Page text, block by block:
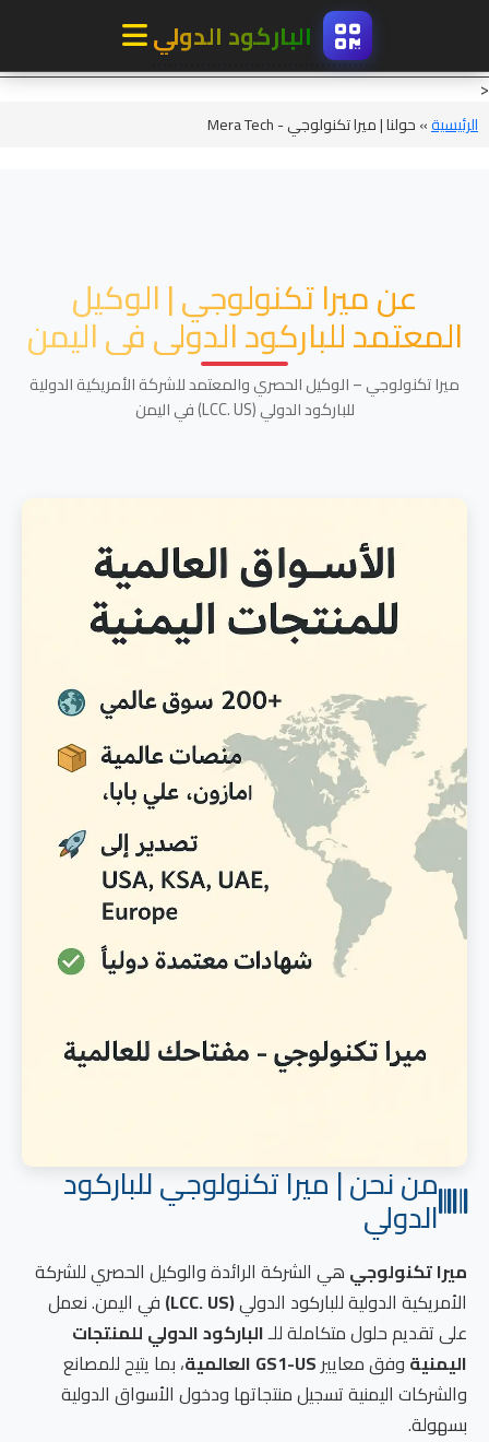
<
الرئيسية» حولنا | ميرا تكنولوجي - Mera Tech
الباركودالدولي
الخدمات
التسعير
ابدأ الآن
عن ميرا تكنولوجي | الوكيل
المعتمد للباركود الدولي في اليمن
ميرا تكنولوجي – الوكيل الحصري والمعتمد للشركة الأمريكية الدولية
للباركود الدولي (LCC. US) في اليمن
من نحن | ميرا تكنولوجي للباركود
الدولي
ميرا تكنولوجي هي الشركة الرائدة والوكيل الحصري للشركة
الأمريكية الدولية للباركود الدولي(LCC. US)
في اليمن. نعمل
على تقديم حلول متكاملة للـالباركود الدولي للمنتجات
اليمنية وفق معاييرGS1-US العالمية
، بما يتيح للمصانع
والشركات اليمنية تسجيل منتجاتها ودخول الأسواق الدولية
بسهولة.